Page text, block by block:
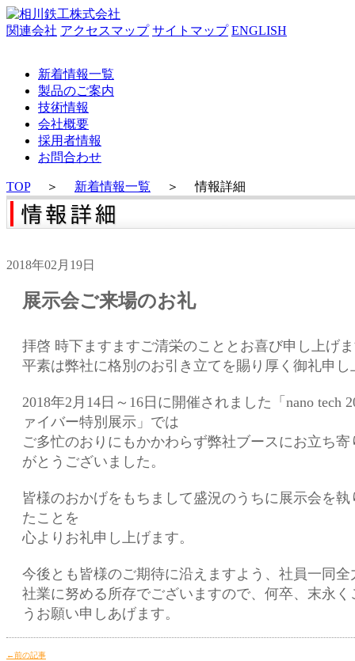
関連会社 アクセスマップ サイトマップ ENGLISH
新着情報一覧
製品のご案内
技術情報
会社概要
採用者情報
お問合わせ
TOP＞ 新着情報一覧 ＞情報詳細
2018年02月19日
展示会ご来場のお礼
拝啓 時下ますますご清栄のこととお喜び申し上げ
平素は弊社に格別のお引き立てを賜り厚く御礼申し
2018年2月14日～16日に開催されました「nano tech
ァイバー特別展示」では
ご多忙のおりにもかかわらず弊社ブースにお立ち
がとうございました。
皆様のおかげをもちまして盛況のうちに展示会を
たことを
心よりお礼申し上げます。
今後とも皆様のご期待に沿えますよう、社員一同全
社業に努める所存でございますので、何卒、末永
うお願い申しあげます。
←前の記事